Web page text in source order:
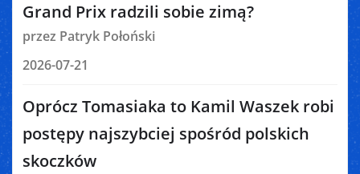
Grand Prix radzili sobie zimą?
przez Patryk Połoński
2026-07-21
Oprócz Tomasiaka to Kamil Waszek robi
postępy najszybciej spośród polskich
skoczków